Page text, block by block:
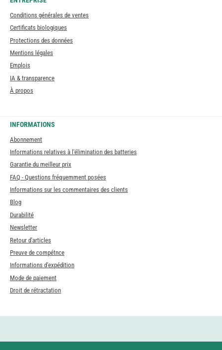
Conditions générales de ventes
Certificats biologiques
Protections des données
Mentions légales
Emplois
IA & transparence
À propos
INFORMATIONS
Abonnement
Informations relatives à l'élimination des batteries
Garantie du meilleur prix
FAQ - Questions fréquemment posées
Informations sur les commentaires des clients
Blog
Durabilité
Newsletter
Retour d'articles
Preuve de compétnce
Informations d'expédition
Mode de paiement
Droit de rétractation